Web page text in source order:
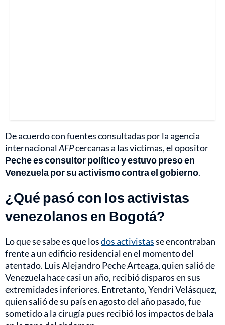
De acuerdo con fuentes consultadas por la agencia
internacionalAFPcercanas a las víctimas, el opositor
Peche es consultor político y estuvo preso en
Venezuela por su activismo contra el gobierno.
¿Qué pasó con los activistas
venezolanos en Bogotá?
Lo que se sabe es que losdos activistasse encontraban
frente a un edificio residencial en el momento del
atentado. Luis Alejandro Peche Arteaga, quien salió de
Venezuela hace casi un año, recibió disparos en sus
extremidades inferiores. Entretanto, Yendri Velásquez,
quien salió de su país en agosto del año pasado, fue
sometido a la cirugía pues recibió los impactos de bala